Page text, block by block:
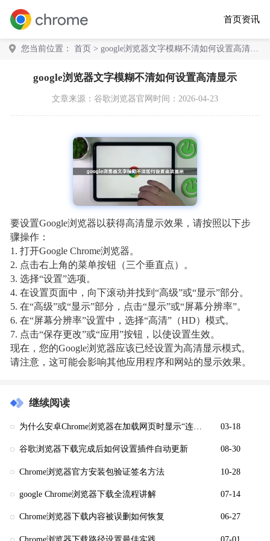
首页资讯
您当前位置： 首页 > google浏览器文字模糊不清如何设置高清显
google浏览器文字模糊不清如何设置高清显示
文章来源： 谷歌浏览器官网 时间：2026-04-23
要设置Google浏览器以获得高清显示效果，请按照以下步
骤操作：
1. 打开Google Chrome浏览器。
2. 点击右上角的菜单按钮（三个垂直点）。
3. 选择“设置”选项。
4. 在设置页面中，向下滚动并找到“高级”或“显示”部分。
5. 在“高级”或“显示”部分，点击“显示”或“屏幕分辨率”。
6. 在“屏幕分辨率”设置中，选择“高清”（HD）模式。
7. 点击“保存更改”或“应用”按钮，以使设置生效。
现在，您的Google浏览器应该已经设置为高清显示模式。
请注意，这可能会影响其他应用程序和网站的显示效果。
继续阅读
为什么安卓Chrome浏览器在加载网页时显示“连接超时” 03-18
谷歌浏览器下载完成后如何设置插件自动更新 08-30
Chrome浏览器官方安装包验证签名方法 10-28
google Chrome浏览器下载全流程讲解 07-14
Chrome浏览器下载内容被误删如何恢复 06-27